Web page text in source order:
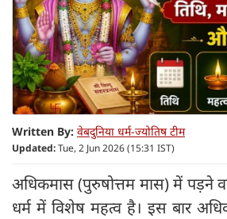
Written By: वेबदुनिया धर्म-ज्योतिष टीम
Updated:Tue, 2 Jun 2026 (15:31 IST)
अधिकमास (पुरुषोत्तम मास) में पड़ने
धर्म में विशेष महत्व है। इस बार